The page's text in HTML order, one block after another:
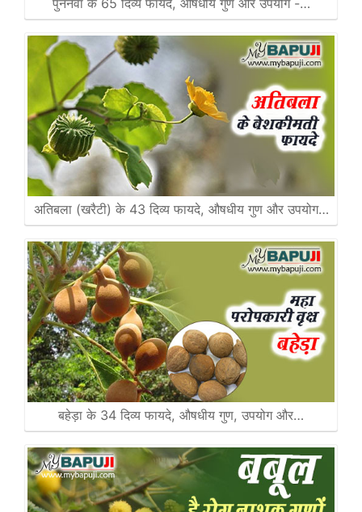
अतिबला (खरैटी) के 43 दिव्य फायदे, औषधीय गुण और उपयोग…
बहेड़ा के 34 दिव्य फायदे, औषधीय गुण, उपयोग और…